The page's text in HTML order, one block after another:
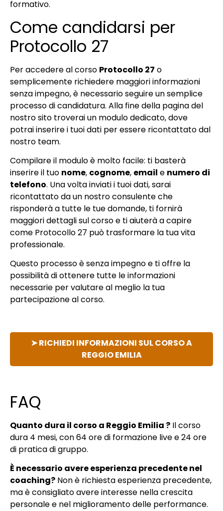
formativo.
Come candidarsi per
Protocollo 27
Per accedere al corso Protocollo 27 o
semplicemente richiedere maggiori informazioni
senza impegno, è necessario seguire un semplice
processo di candidatura. Alla fine della pagina del
nostro sito troverai un modulo dedicato, dove
potrai inserire i tuoi dati per essere ricontattato dal
nostro team.
Compilare il modulo è molto facile: ti basterà
inserire il tuo nome, cognome, email e numero di
telefono. Una volta inviati i tuoi dati, sarai
ricontattato da un nostro consulente che
risponderà a tutte le tue domande, ti fornirà
maggiori dettagli sul corso e ti aiuterà a capire
come Protocollo 27 può trasformare la tua vita
professionale.
Questo processo è senza impegno e ti offre la
possibilità di ottenere tutte le informazioni
necessarie per valutare al meglio la tua
partecipazione al corso.
➤ RICHIEDI INFORMAZIONI SUL CORSO A
REGGIO EMILIA
FAQ
Quanto dura il corso a Reggio Emilia ? Il corso
dura 4 mesi, con 64 ore di formazione live e 24 ore
di pratica di gruppo.
È necessario avere esperienza precedente nel
coaching? Non è richiesta esperienza precedente,
ma è consigliato avere interesse nella crescita
personale e nel miglioramento delle performance.